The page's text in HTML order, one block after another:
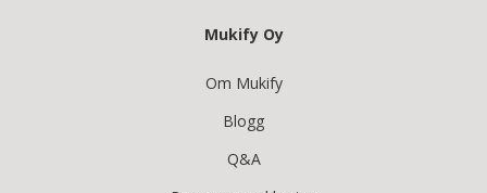
Mukify Oy
Om Mukify
Blogg
Q&A